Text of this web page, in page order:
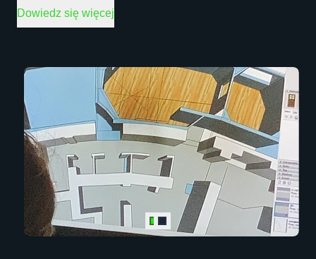
aby Gerard oraz Dister przenieśli firmę tuż na
przeciwko swojej uczelni, czyli vis a vis
Warszawskiej Szkoły Filmowej
aby zaprojektować oraz zbudować autentyczne,
profesjonalne studio nagrań z prawdziwego zdarzenia.
Tym razem celem nie była sama adaptacja akustyczna
pomieszczeń ‑ zgodnie ze sztuką, wszystkie pokoje
studyjne zostałyzbudowane od zera. Proces budowy
trwał ponad rok, a po drodze trzeba było pokonać
wiele przeciwności losu. Trzy powodzie, kryzys na
rynku budowlanym oraz codzienna praca z wełną skalną,
której na potrzeby stworzenia studia użyto ponad 8 ton.
Szczęśliwie
, po kilkunastu miesiącach budowy, można było
ogłosić start pierwszej wersji strony internetowej wraz z
platformą bookingową ‑ po praktycznie roku nieobecności na
Dowiedz się więcej